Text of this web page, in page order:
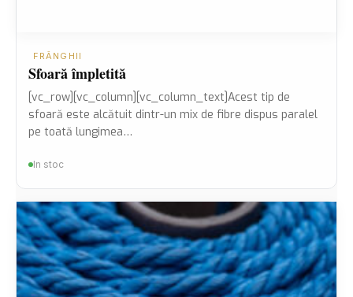
FRÂNGHII
Sfoară împletită
[vc_row][vc_column][vc_column_text]Acest tip de
sfoară este alcătuit dintr-un mix de fibre dispus paralel
pe toată lungimea…
In stoc